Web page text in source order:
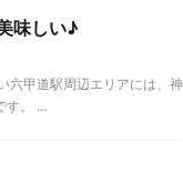
味しい♪
甲道駅周辺エリアには、神
す。 ...